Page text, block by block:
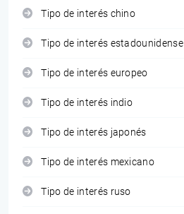
Tipo de interés chino
Tipo de interés estadounidense
Tipo de interés europeo
Tipo de interés indio
Tipo de interés japonés
Tipo de interés mexicano
Tipo de interés ruso